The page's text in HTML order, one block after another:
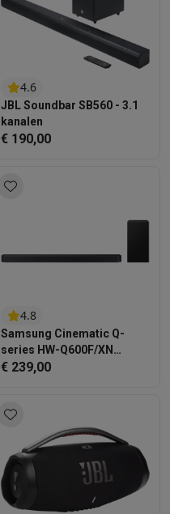
4.6
JBL Soundbar SB560 - 3.1
kanalen
€ 190,00
4.8
Samsung Cinematic Q-
series HW-Q600F/XN
Soundbar - Zwart
€ 239,00